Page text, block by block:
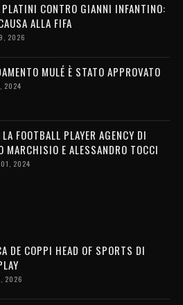
CONTRO GIANNI INFANTINO:
ALLA FIFA
2026
MULÉ È STATO APPROVATO
2024
FOOTBALL PLAYER AGENCY DI
MARCHISIO E ALESSANDRO TOCCI
01, 2024
DE COPPI HEAD OF SPORTS DI
2026